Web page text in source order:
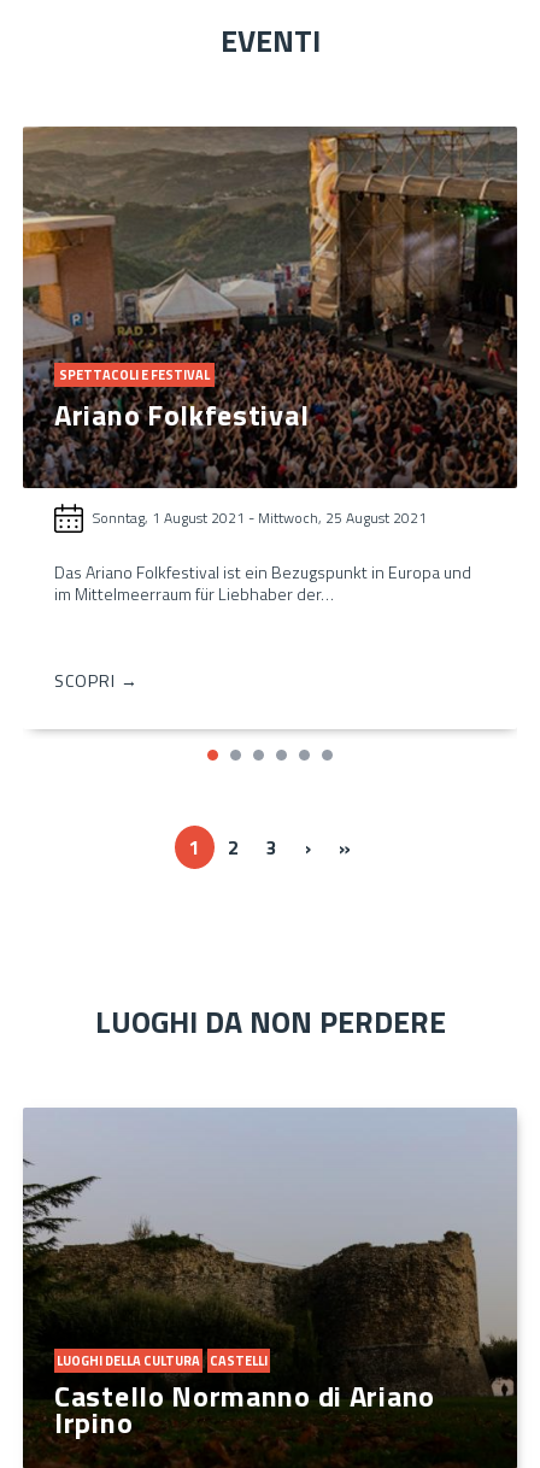
EVENTI
SPETTACOLI E FESTIVAL
Ariano Folkfestival
Sonntag, 1 August 2021 - Mittwoch, 25 August 2021
Das Ariano Folkfestival ist ein Bezugspunkt in Europa und
im Mittelmeerraum für Liebhaber der…
SCOPRI →
1 2 3 ›Next ›
»
LUOGHI DA NON PERDERE
LUOGHI DELLA CULTURA CASTELLI
Castello Normanno di Ariano
Irpino